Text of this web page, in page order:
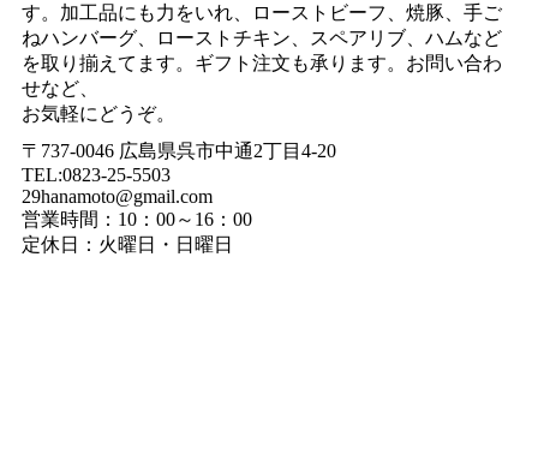
す。加工品にも力をいれ、ローストビーフ、焼豚、手ご
ねハンバーグ、ローストチキン、スペアリブ、ハムなど
を取り揃えてます。ギフト注文も承ります。お問い合わ
せなど、
お気軽にどうぞ。
〒737-0046 広島県呉市中通2丁目4-20
TEL:0823-25-5503
29hanamoto@gmail.com
営業時間：10：00～16：00
定休日：火曜日・日曜日